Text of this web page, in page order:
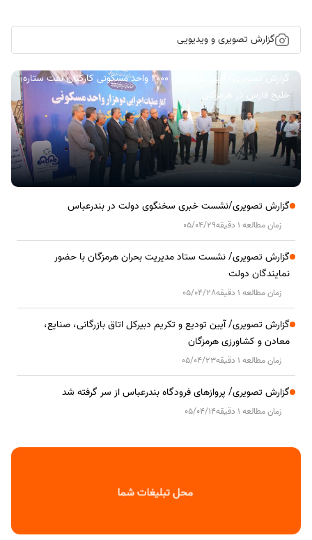
گزارش تصویری و ویدیویی
گزارش تصویری/ آیین کلنگ زنی ۲۰۰۰ واحد مسکونی کارکنان نفت ستاره
خلیج فارس در هرمزگان
گزارش تصویری/نشست خبری سخنگوی دولت در بندرعباس
زمان مطالعه 1 دقیقه 05/04/29
گزارش تصویری/ نشست ستاد مدیریت بحران هرمزگان با حضور
نمایندگان دولت
زمان مطالعه 1 دقیقه 05/04/28
گزارش تصویری/ آیین تودیع و تکریم دبیرکل اتاق بازرگانی، صنایع،
معادن و کشاورزی هرمزگان
زمان مطالعه 1 دقیقه 05/04/23
گزارش تصویری/ پروازهای فرودگاه بندرعباس از سر گرفته شد
زمان مطالعه 1 دقیقه 05/04/14